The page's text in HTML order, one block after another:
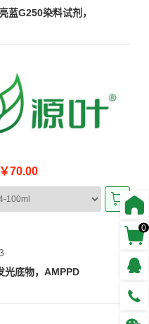
蓝G250染料试剂，
￥70.00
光底物，AMPPD
0